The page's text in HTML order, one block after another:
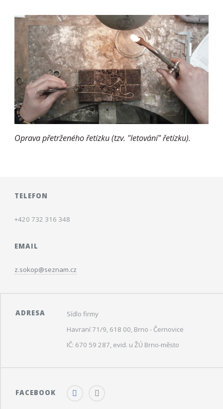
Oprava přetrženého řetízku (tzv. "letování" řetízku).
TELEFON
+420 732 316 348
EMAIL
z.sokop@seznam.cz
ADRESA
Sídlo firmy
Havraní 71/9, 618 00, Brno - Černovice
IČ: 670 59 287, evid. u ŽÚ Brno-město
FACEBOOK